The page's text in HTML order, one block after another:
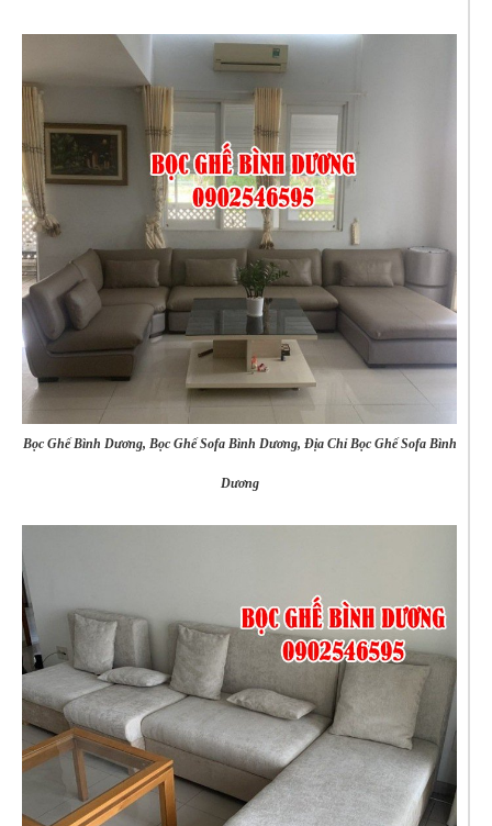
Bọc Ghế Bình Dương, Bọc Ghế Sofa Bình Dương, Địa Chỉ Bọc Ghế Sofa Bình
Dương